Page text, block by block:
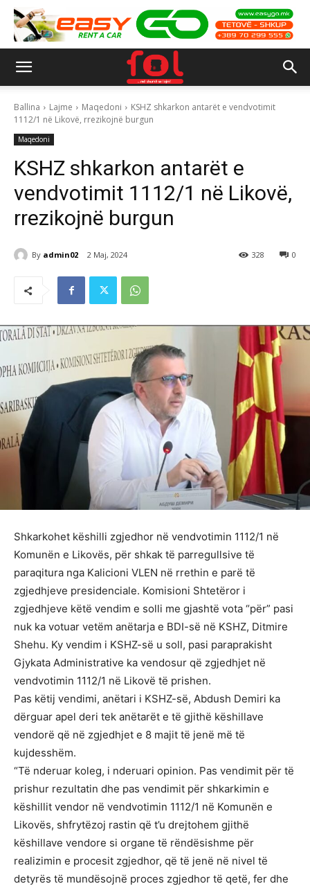
Ballina Lajme Maqedoni
KSHZ shkarkon antarët e vendvotimit
1112/1 në Likovë, rrezikojnë burgun
Maqedoni
KSHZ shkarkon antarët e
vendvotimit 1112/1 në Likovë,
rrezikojnë burgun
By admin02 2 Maj, 2024 0
328
Shkarkohet këshilli zgjedhor në vendvotimin 1112/1 në
Komunën e Likovës, për shkak të parregullsive të
paraqitura nga Kalicioni VLEN në rrethin e parë të
zgjedhjeve presidenciale. Komisioni Shtetëror i
zgjedhjeve këtë vendim e solli me gjashtë vota “për” pasi
nuk ka votuar vetëm anëtarja e BDI-së në KSHZ, Ditmire
Shehu. Ky vendim i KSHZ-së u soll, pasi paraprakisht
Gjykata Administrative ka vendosur që zgjedhjet në
vendvotimin 1112/1 në Likovë të prishen.
Pas këtij vendimi, anëtari i KSHZ-së, Abdush Demiri ka
dërguar apel deri tek anëtarët e të gjithë këshillave
vendorë që në zgjedhjet e 8 majit të jenë më të
kujdesshëm.
“Të nderuar koleg, i nderuari opinion. Pas vendimit për të
prishur rezultatin dhe pas vendimit për shkarkimin e
këshillit vendor në vendvotimin 1112/1 në Komunën e
Likovës, shfrytëzoj rastin që t’u drejtohem gjithë
këshillave vendore si organe të rëndësishme për
realizimin e procesit zgjedhor, që të jenë në nivel të
detyrës të mundësojnë proces zgjedhor të qetë, fer dhe